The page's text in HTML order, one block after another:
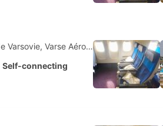
WAW Aéroport Chopin de Varsovie, Varse Aéroport
Self-connecting